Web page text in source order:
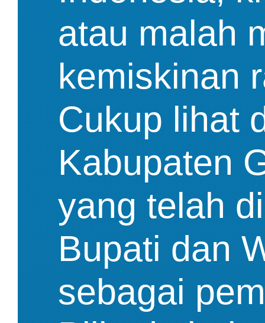
atau malah
kemiskinan
Cukup lihat
Kabupaten
yang telah
Bupati dan
sebagai